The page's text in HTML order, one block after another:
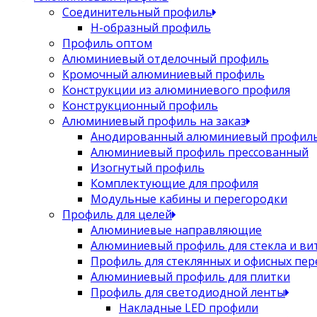
Соединительный профиль
Н-образный профиль
Профиль оптом
Алюминиевый отделочный профиль
Кромочный алюминиевый профиль
Конструкции из алюминиевого профиля
Конструкционный профиль
Алюминиевый профиль на заказ
Анодированный алюминиевый
Алюминиевый профиль прессованный
Изогнутый профиль
Комплектующие для профиля
Модульные кабины и перегородки
Профиль для целей
Алюминиевые направляющие
Алюминиевый профиль для стекла и
Профиль для стеклянных и офисных
Алюминиевый профиль для плитки
Профиль для светодиодной ленты
Накладные LED профили